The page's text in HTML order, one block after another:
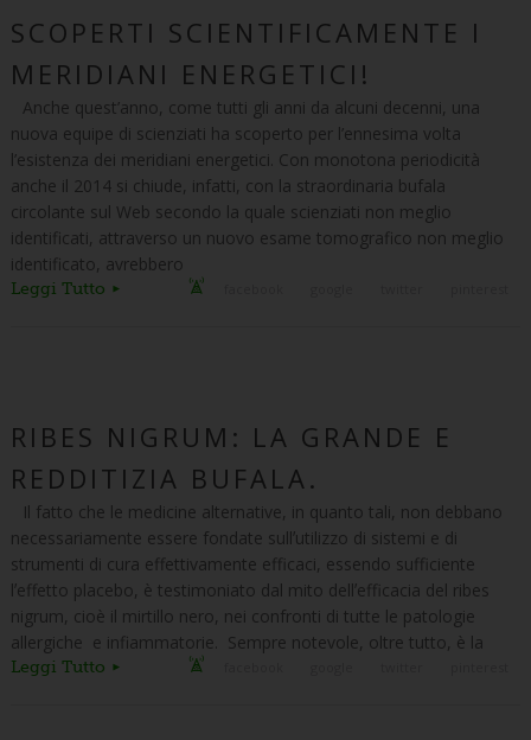
SCOPERTI SCIENTIFICAMENTE I
MERIDIANI ENERGETICI!
Anche quest’anno, come tutti gli anni da alcuni decenni, una
nuova equipe di scienziati ha scoperto per l’ennesima volta
l’esistenza dei meridiani energetici. Con monotona periodicità
anche il 2014 si chiude, infatti, con la straordinaria bufala
circolante sul Web secondo la quale scienziati non meglio
identificati, attraverso un nuovo esame tomografico non meglio
identificato, avrebbero
Leggi Tutto
RIBES NIGRUM: LA GRANDE E
REDDITIZIA BUFALA.
Il fatto che le medicine alternative, in quanto tali, non debbano
necessariamente essere fondate sullʼutilizzo di sistemi e di
strumenti di cura effettivamente efficaci, essendo sufficiente
lʼeffetto placebo, è testimoniato dal mito dellʼefficacia del ribes
nigrum, cioè il mirtillo nero, nei confronti di tutte le patologie
allergiche e infiammatorie. Sempre notevole, oltre tutto, è la
Leggi Tutto